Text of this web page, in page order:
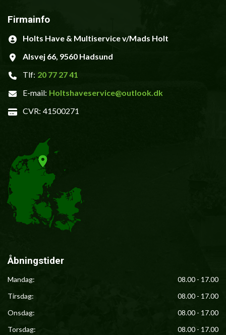
Firmainfo
Holts Have & Multiservice v/Mads Holt
Alsvej 66, 9560 Hadsund
Tlf: 20 77 27 41
E-mail: Holtshaveservice@outlook.dk
CVR: 41500271
Åbningstider
Mandag:
08.00 - 17.00
Tirsdag:
08.00 - 17.00
Onsdag:
08.00 - 17.00
Torsdag:
08.00 - 17.00